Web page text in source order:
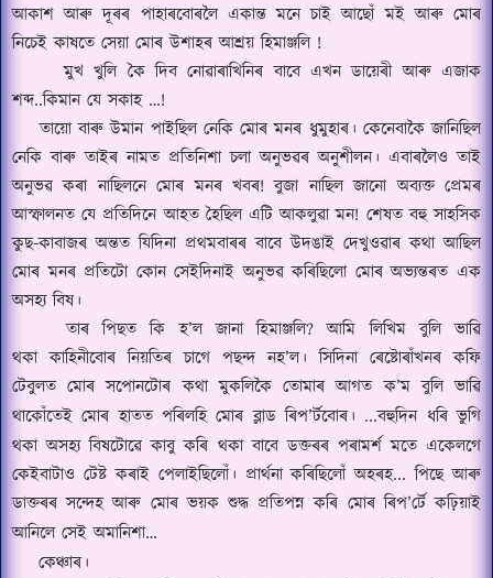
আকাশ আৰু দূৰৰ পাহাৰবোৰলৈ একান্ত মনে চাই আছোঁ মই আৰু মোৰ
নিচেই কাষতে সেয়া মোৰ উশাহৰ আশ্রয় হিমাঞ্জলি !
মুখ খুলি কৈ দিব নোৱাৰাখিনিৰ বাবে এখন ডায়েৰী আৰু এজাক
শব্দ..কিমান যে সকাহ …!
তায়ো বাৰু উমান পাইছিল নেকি মোৰ মনৰ ধুমুহাৰ। কেনেবাকৈ জানিছিল
নেকি বাৰু তাইৰ নামত প্রতিনিশা চলা অনুভৱৰ অনুশীলন। এবাৰলৈও তাই
অনুভৱ কৰা নাছিলনে মোৰ মনৰ খবৰ!বুজা নাছিল জানো অব্যক্ত প্রেমৰ
আস্ফালনত যে প্রতিদিনে আহত হৈছিল এটি আকলুৱা মন! শেষত বহু সাহসিক
কুছ-কাবাজৰ অন্তত যিদিনা প্রথমবাৰৰ বাবে উদঙাই দেখুওৱাৰ কথা আছিল
মোৰ মনৰ প্রতিটো কোন সেইদিনাই অনুভৱ কৰিছিলো মোৰ অভ্যন্তৰত এক
অসহ্য বিষ।
তাৰ পিছত কি হ’ল জানা হিমাঞ্জলি? আমি লিখিম বুলি ভাৱি
থকা কাহিনীবোৰ নিয়তিৰ চাগে পছন্দ নহ’ল। সিদিনা ৰেষ্টোৰাঁখনৰ কফি
টেবুলত মোৰ সপোনটোৰ কথা মুকলিকৈ তোমাৰ আগত ক’ম বুলি ভাৱি
থাকোঁতেই মোৰ হাতত পৰিলহি মোৰ ব্লাড ৰিপ’র্টবোৰ। ...বহুদিন ধৰি ভুগি
থকা অসহ্য বিষটোৱে কাবু কৰি থকা বাবে ডক্তৰৰ পৰামৰ্শ মতে একেলগে
কেইবাটাও টেষ্ট কৰাই পেলাইছিলোঁ। প্রার্থনা কৰিছিলোঁ অহৰহ...পিছে আৰু
ডাক্তৰৰ সন্দেহ আৰু মোৰ ভয়ক শুদ্ধ প্রতিপন্ন কৰি মোৰ ৰিপ’র্টে কঢ়িয়াই
আনিলে সেই অমানিশা…
কেঞ্চাৰ।